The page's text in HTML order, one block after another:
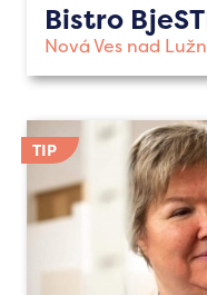
Bistro
Nová Ves nad